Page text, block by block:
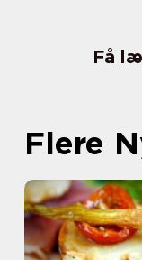
Få
Flere